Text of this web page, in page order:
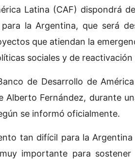
Latina (CAF) dispondrá
la Argentina, que será
que atiendan la
sociales y de reactivación
de Desarrollo de
Alberto Fernández, durante
se informó oficialmente.
tan difícil para la
importante para